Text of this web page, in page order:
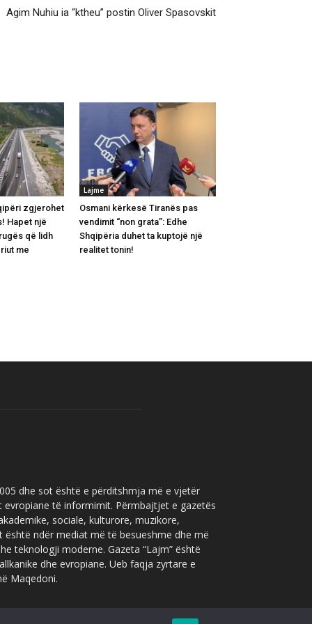
Agim Nuhiu ia “ktheu” postin Oliver Spasovskit
zgjerohet
Hapet një
që lidh
me
Lajme
Osmani kërkesë Tiranës pas
vendimit “non grata”: Edhe
Shqipëria duhet ta kuptojë një
realitet tonin!
dhe sot është e përditshmja më e vjetër
të informimit. Përmbajtjet e gazetës
sociale, kulturore, muzikore,
ndër mediat më të besueshme dhe më
teknologji moderne. Gazeta “Lajm” është
dhe evropiane. Ueb faqja zyrtare e
Maqedoni.